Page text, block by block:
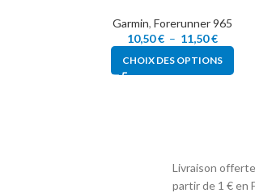
Garmin, Forerunner 965
10,50€ – 11,50€
CHOIX DES OPTIONS
Livraison
partir de 1 € en